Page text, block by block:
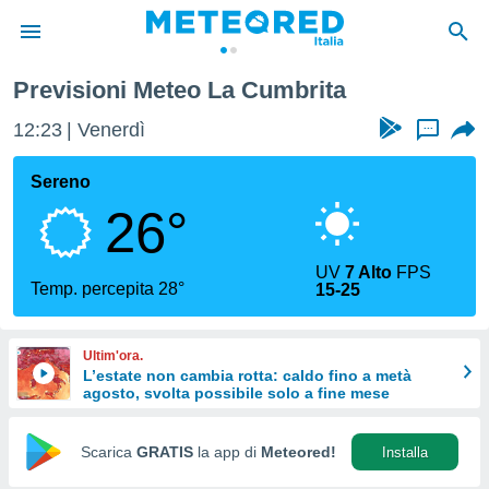
di
per
le
di
Web
Previsioni Meteo La Cumbrita
12:23 Venerdì ...
Sereno
26°
Temp. percepita 28°
UV7 Alto FPS
15-25
Ultim'ora.
L’estate non cambia rotta: caldo fino a metà
agosto, svolta possibile solo a fine mese
Scarica GRATIS la app di Meteored! Installa